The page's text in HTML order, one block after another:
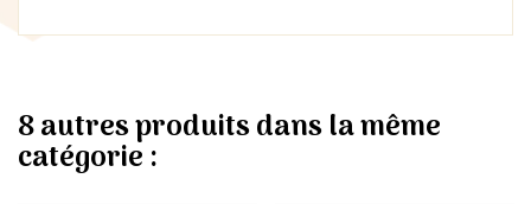
8 autres produits dans la même
catégorie :